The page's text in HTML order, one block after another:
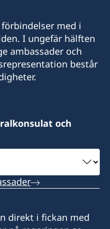
med i
I ungefär hälften
ambassader och
består
och
direkt i fickan med